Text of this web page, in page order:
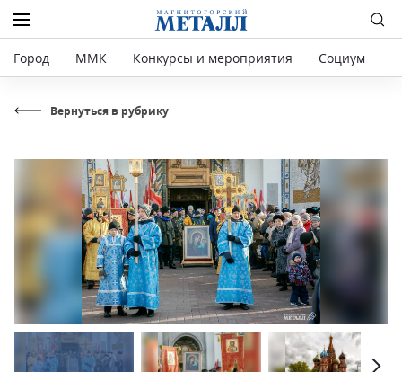
Город ММК Конкурсы и мероприятия Социум
Вернуться в рубрику